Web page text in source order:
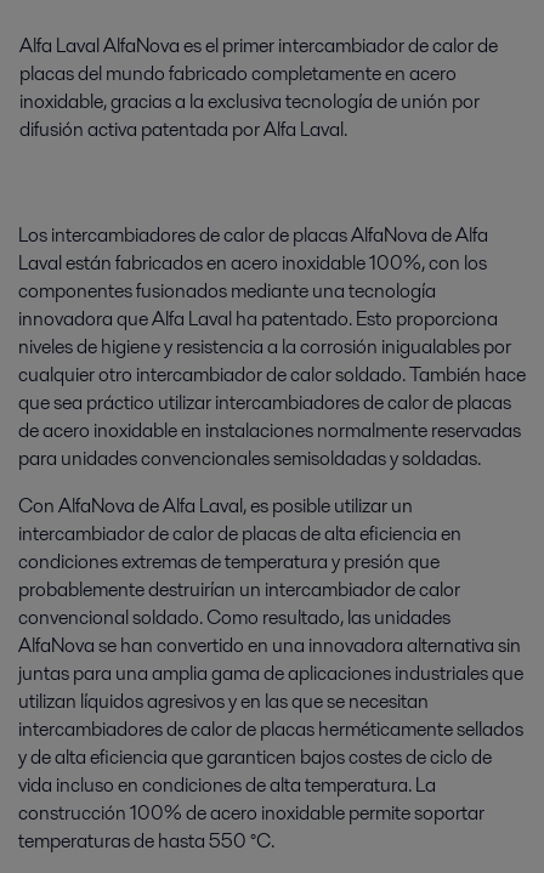
Alfa Laval AlfaNova es el primer intercambiador de calor de
placas del mundo fabricado completamente en acero
inoxidable, gracias a la exclusiva tecnología de unión por
difusión activa patentada por Alfa Laval.
Los intercambiadores de calor de placas AlfaNova de Alfa
Laval están fabricados en acero inoxidable 100%, con los
componentes fusionados mediante una tecnología
innovadora que Alfa Laval ha patentado. Esto proporciona
niveles de higiene y resistencia a la corrosión inigualables por
cualquier otro intercambiador de calor soldado. También hace
que sea práctico utilizar intercambiadores de calor de placas
de acero inoxidable en instalaciones normalmente reservadas
para unidades convencionales semisoldadas y soldadas.
Con AlfaNova de Alfa Laval, es posible utilizar un
intercambiador de calor de placas de alta eficiencia en
condiciones extremas de temperatura y presión que
probablemente destruirían un intercambiador de calor
convencional soldado. Como resultado, las unidades
AlfaNova se han convertido en una innovadora alternativa sin
juntas para una amplia gama de aplicaciones industriales que
utilizan líquidos agresivos y en las que se necesitan
intercambiadores de calor de placas herméticamente sellados
y de alta eficiencia que garanticen bajos costes de ciclo de
vida incluso en condiciones de alta temperatura. La
construcción 100% de acero inoxidable permite soportar
temperaturas de hasta 550 °C.